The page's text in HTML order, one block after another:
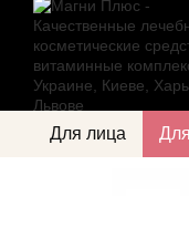
Перейти к основному
Для лица